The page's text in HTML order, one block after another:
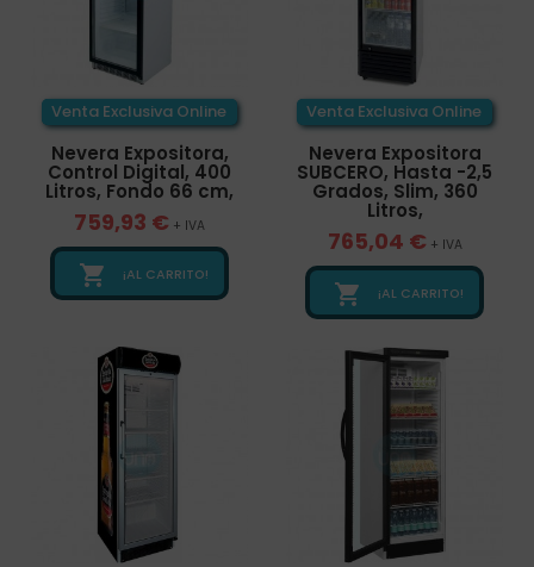
Venta Exclusiva Online
Nevera Expositora,
Control Digital, 400
Litros, Fondo 66 cm,
759,93 € + IVA
 ¡AL CARRITO!
Venta Exclusiva Online
Nevera Expositora
SUBCERO, Hasta -2,5
Grados, Slim, 360
Litros,
765,04 € + IVA
 ¡AL CARRITO!